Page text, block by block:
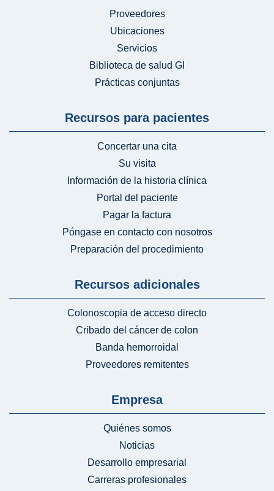
Proveedores
Ubicaciones
Servicios
Biblioteca de salud GI
Prácticas conjuntas
Recursos para pacientes
Concertar una cita
Su visita
Información de la historia clínica
Portal del paciente
Pagar la factura
Póngase en contacto con nosotros
Preparación del procedimiento
Recursos adicionales
Colonoscopia de acceso directo
Cribado del cáncer de colon
Banda hemorroidal
Proveedores remitentes
Empresa
Quiénes somos
Noticias
Desarrollo empresarial
Carreras profesionales